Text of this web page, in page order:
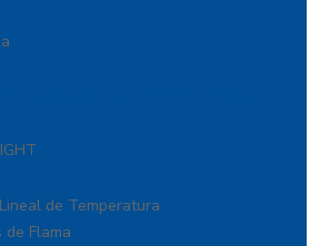
Dispositivos Direccionables
Especiales
de Temperatura
Flama